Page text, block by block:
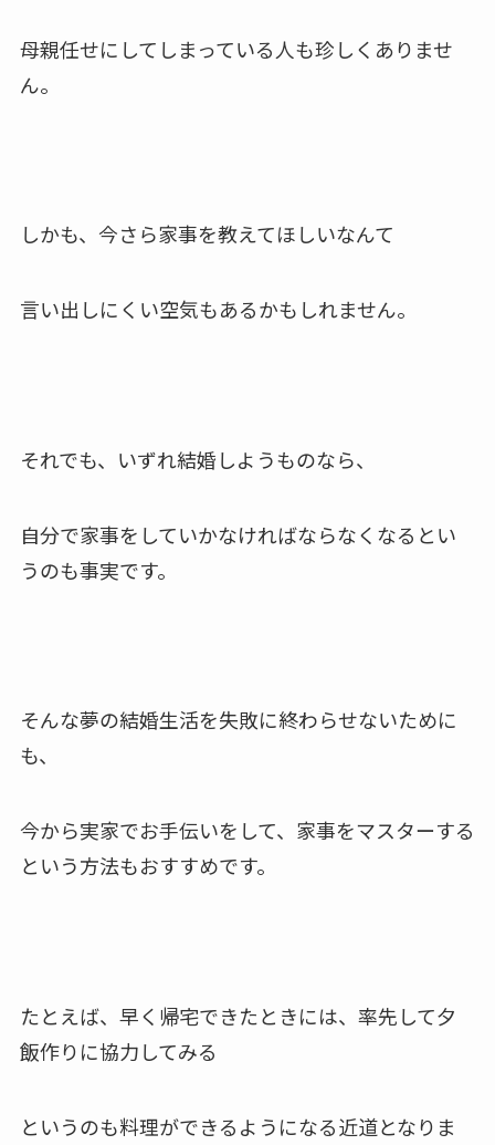
母親任せにしてしまっている人も珍しくありませ
ん。
しかも、今さら家事を教えてほしいなんて
言い出しにくい空気もあるかもしれません。
それでも、いずれ結婚しようものなら、
自分で家事をしていかなければならなくなるとい
うのも事実です。
そんな夢の結婚生活を失敗に終わらせないために
も、
今から実家でお手伝いをして、家事をマスターする
という方法もおすすめです。
たとえば、早く帰宅できたときには、率先して夕
飯作りに協力してみる
というのも料理ができるようになる近道となりま